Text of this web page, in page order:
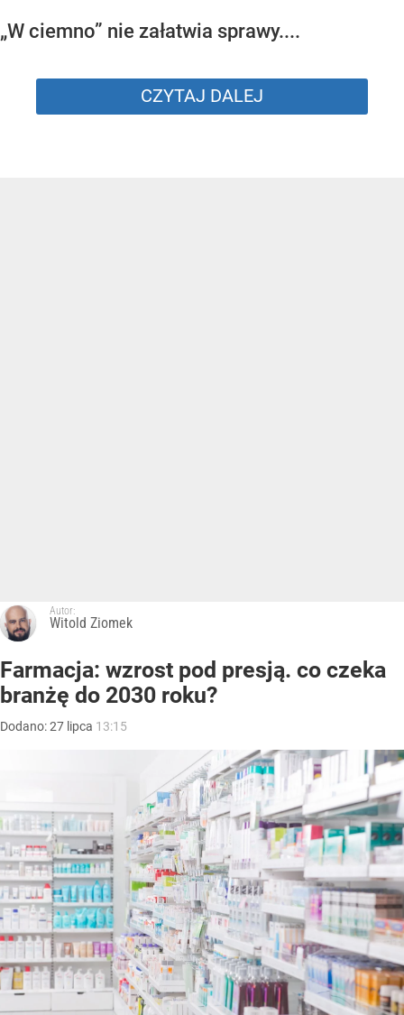
„W ciemno” nie załatwia sprawy....
CZYTAJ DALEJ
Autor:
Witold Ziomek
Farmacja: wzrost pod presją. co czeka
branżę do 2030 roku?
Dodano:27 lipca 13:15